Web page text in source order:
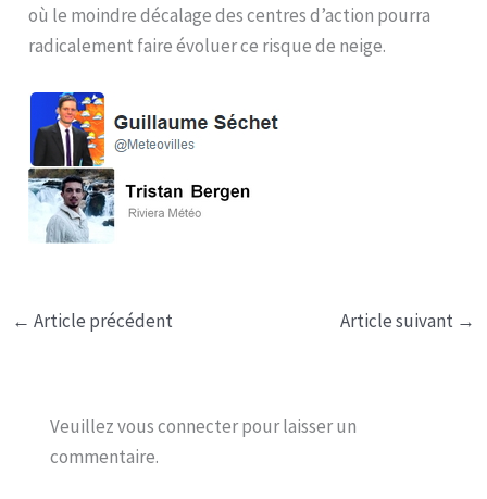
où le moindre décalage des centres d’action pourra
radicalement faire évoluer ce risque de neige.
← Article précédent Article suivant →
Veuillez vous connecter pour laisser un
commentaire.